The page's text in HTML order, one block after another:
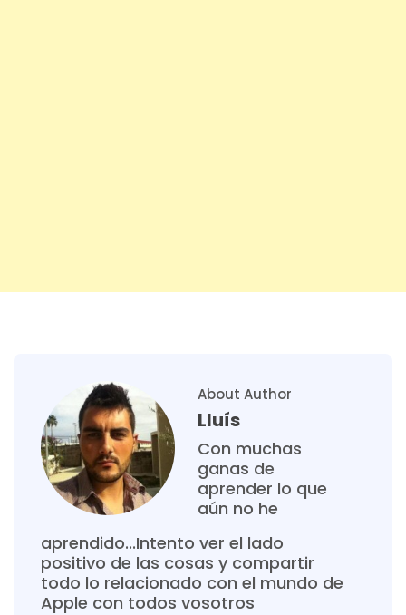
About Author
Lluís
Con muchas
ganas de
aprender lo que
aún no he
aprendido...Intento ver el lado
positivo de las cosas y compartir
todo lo relacionado con el mundo de
Apple con todos vosotros